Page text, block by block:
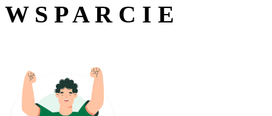
W S P A R C I E